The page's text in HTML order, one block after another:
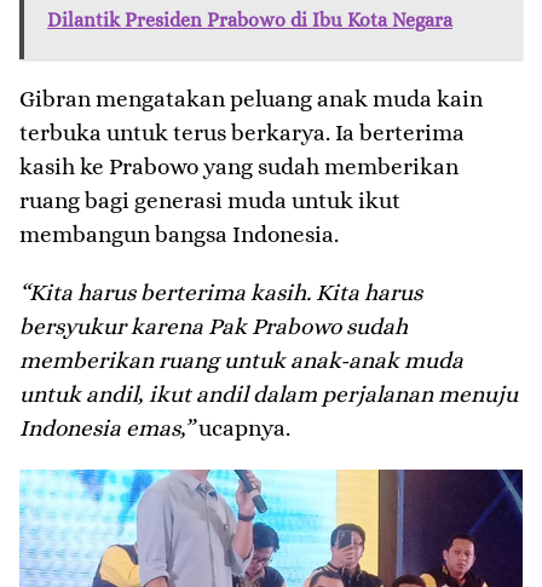
Dilantik Presiden Prabowo di Ibu Kota Negara
Gibran mengatakan peluang anak muda kain
terbuka untuk terus berkarya. Ia berterima
kasih ke Prabowo yang sudah memberikan
ruang bagi generasi muda untuk ikut
membangun bangsa Indonesia.
“Kita harus berterima kasih. Kita harus
bersyukur karena Pak Prabowo sudah
memberikan ruang untuk anak-anak muda
untuk andil, ikut andil dalam perjalanan menuju
Indonesia emas,”ucapnya.